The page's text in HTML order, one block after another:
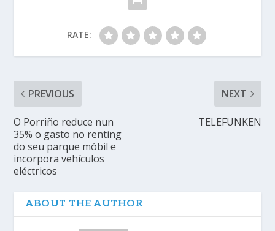
RATE:
PREVIOUS
O Porriño reduce nun
35% o gasto no renting
do seu parque móbil e
incorpora vehículos
eléctricos
NEXT
TELEFUNKEN
ABOUT THE AUTHOR